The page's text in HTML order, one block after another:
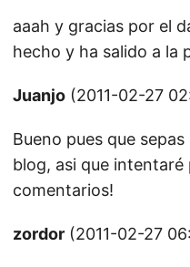
aaah y gracias por el
hecho y ha salido a la
Juanjo (2011-02-27
Bueno pues que
blog, asi que
comentarios!
zordor (2011-02-27